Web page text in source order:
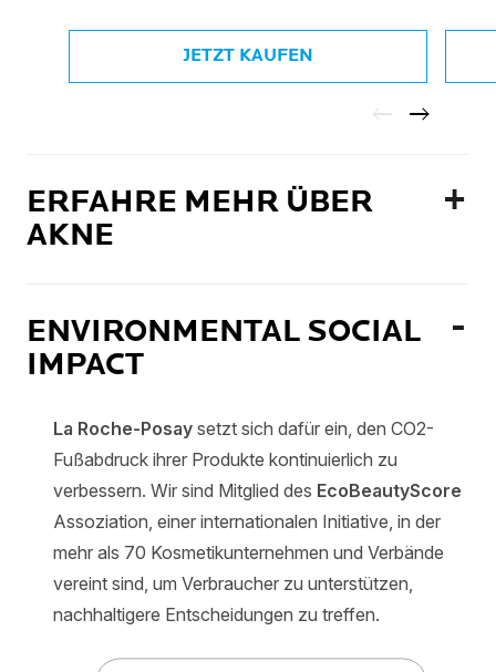
JETZT KAUFEN
ERFAHRE MEHR ÜBER
AKNE
ENVIRONMENTAL SOCIAL
IMPACT